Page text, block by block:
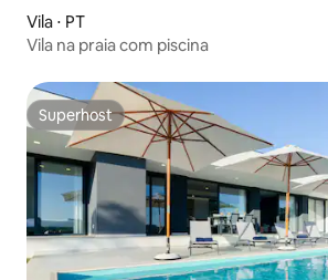
Vila ⋅ PT
Vila na praia com piscina
Superhost
Superhost